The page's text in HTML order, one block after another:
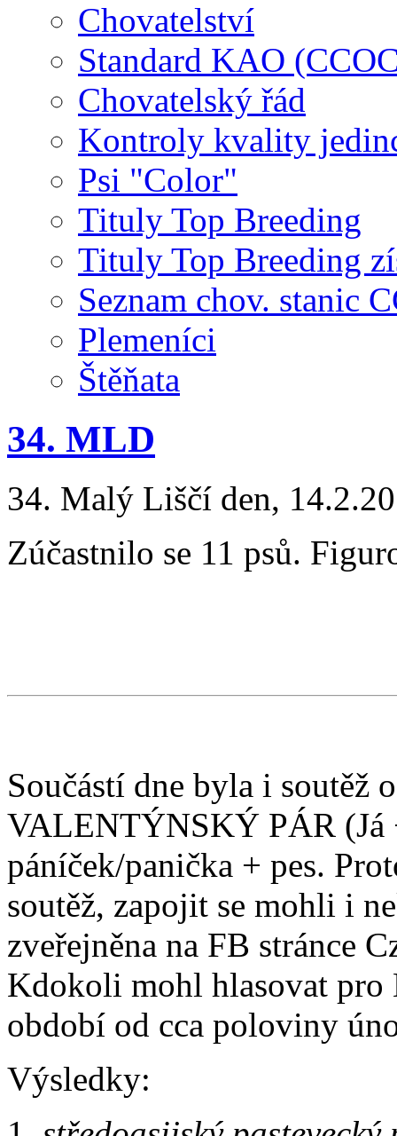
Chovatelství
Standard KAO
Chovatelský řád
Kontroly kvality
Psi "Color"
Tituly Top Breeding
Tituly Top Breeding
Seznam chov. stanic
Plemeníci
Štěňata
34. MLD
34. Malý Liščí den,
Zúčastnilo se 11 psů.
Součástí dne byla i soutěž
VALENTÝNSKÝ PÁR (Já
páníček/panička + pes.
soutěž, zapojit se mohli i
zveřejněna na FB stránce
Kdokoli mohl hlasovat
období od cca poloviny
Výsledky: